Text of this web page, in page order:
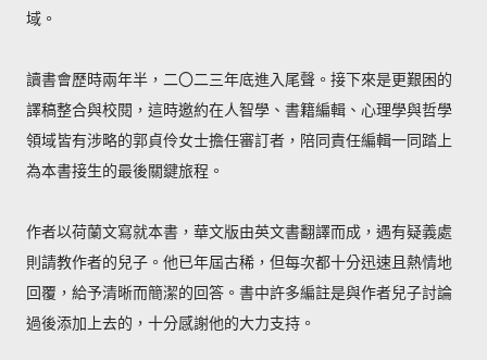
域。
讀書會歷時兩年半，二〇二三年底進入尾聲。接下來是更艱困的
譯稿整合與校閱，這時邀約在人智學、書籍編輯、心理學與哲學
領域皆有涉略的郭貞伶女士擔任審訂者，陪同責任編輯一同踏上
為本書接生的最後關鍵旅程。
作者以荷蘭文寫就本書，華文版由英文書翻譯而成，遇有疑義處
則請教作者的兒子。他已年屆古稀，但每次都十分迅速且熱情地
回覆，給予清晰而簡潔的回答。書中許多編註是與作者兒子討論
過後添加上去的，十分感謝他的大力支持。